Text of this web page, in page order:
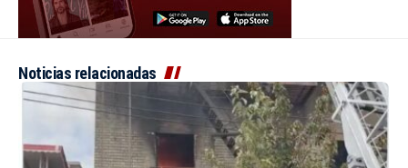
Noticias relacionadas